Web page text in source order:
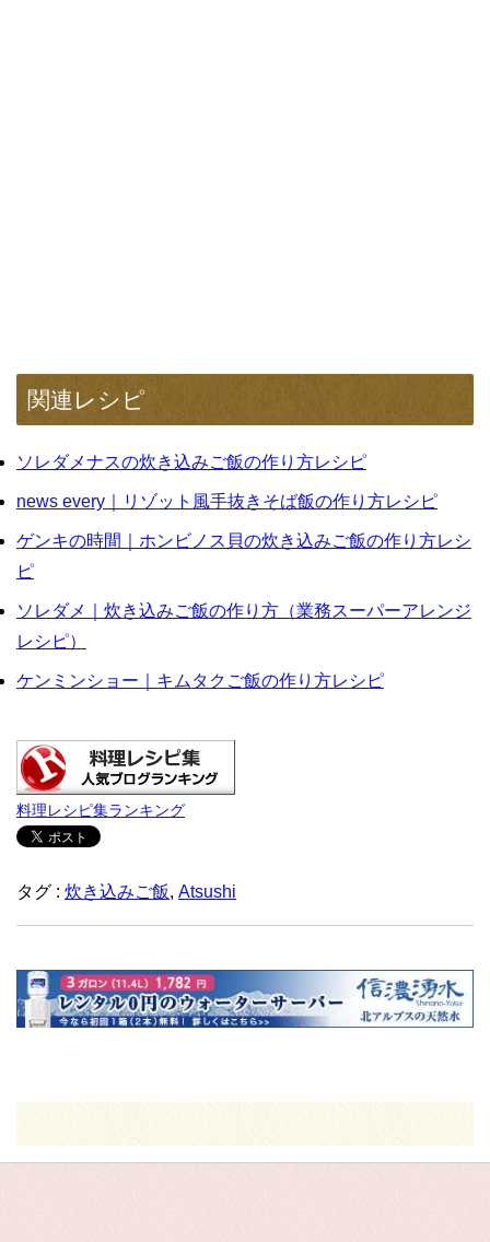
関連レシピ
ソレダメナスの炊き込みご飯の作り方レシピ
news every｜リゾット風手抜きそば飯の作り方レシピ
ゲンキの時間｜ホンビノス貝の炊き込みご飯の作り方レシ
ピ
ソレダメ｜炊き込みご飯の作り方（業務スーパーアレンジ
レシピ）
ケンミンショー｜キムタクご飯の作り方レシピ
料理レシピ集ランキング
タグ : 炊き込みご飯, Atsushi